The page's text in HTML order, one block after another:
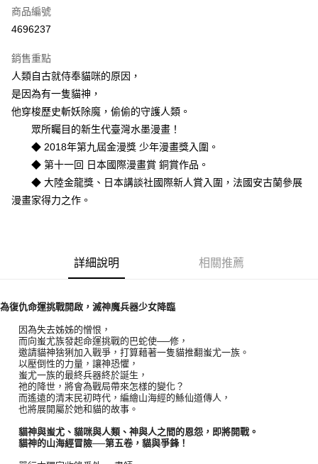
ATM付款
運送方式
付款後全家取貨
每筆NT$60，滿NT$499(含以上)免運費
付款後7-11取貨
每筆NT$60，滿NT$499(含以上)免運費
每筆NT$100，滿NT$499(含以上)免運費
商品編號
4696237
銷售重點
人類自古就侍奉貓咪的原因，
是因為有一隻貓神，
他穿梭歷史斬妖除魔，偷偷的守護人類。
眾所矚目的新生代臺灣水墨漫畫！
◆ 2018年第九屆金漫獎 少年漫畫獎入圍。
◆ 第十一回 日本國際漫畫賞 銅賞作品。
◆ 大陸金龍獎、日本講談社國際新人賞入圍，法國安古蘭參展
漫畫家得力之作。
詳細說明 相關推薦
為復仇命運挑戰開啟，滅神魔兵器少女降臨
因為失去姊姊的憎恨，
而向蚩尤族發起命運挑戰的巴蛇使──修，
邀請貓神猞猁加入戰爭，打算藉著一隻貓推翻蚩尤一族。
以壓倒性的力量，讓神恐懼，
蚩尤一族的最終兵器終於誕生，
祂的降世，將會為戰局帶來怎樣的變化？
而遙遠的清末民初時代，編繪山海經的鯀仙道傳人，
也將展開屬於她和貓的故事。
貓神與蚩尤、貓咪與人類、神與人之間的恩怨，即將開戰。
貓神的山海經冒險──第五卷，貓與爭鋒！